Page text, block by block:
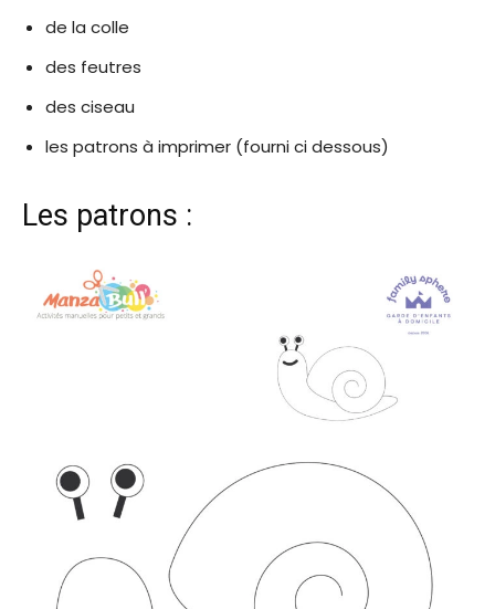
de la colle
des feutres
des ciseau
les patrons à imprimer (fourni ci dessous)
Les patrons :